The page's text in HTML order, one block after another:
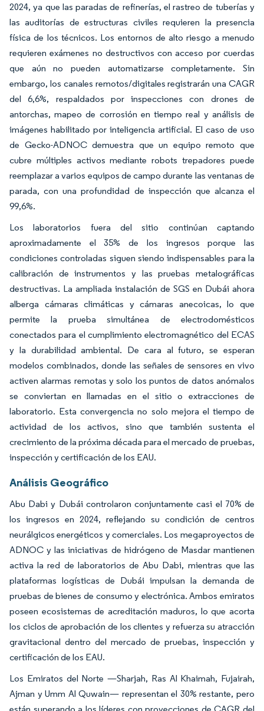
2024, ya que las paradas de refinerías, el rastreo de tuberías y
las auditorías de estructuras civiles requieren la presencia
física de los técnicos. Los entornos de alto riesgo a menudo
requieren exámenes no destructivos con acceso por cuerdas
que aún no pueden automatizarse completamente. Sin
embargo, los canales remotos/digitales registrarán una CAGR
del 6,6%, respaldados por inspecciones con drones de
antorchas, mapeo de corrosión en tiempo real y análisis de
imágenes habilitado por inteligencia artificial. El caso de uso
de Gecko-ADNOC demuestra que un equipo remoto que
cubre múltiples activos mediante robots trepadores puede
reemplazar a varios equipos de campo durante las ventanas de
parada, con una profundidad de inspección que alcanza el
99,6%.
Los laboratorios fuera del sitio continúan captando
aproximadamente el 35% de los ingresos porque las
condiciones controladas siguen siendo indispensables para la
calibración de instrumentos y las pruebas metalográficas
destructivas. La ampliada instalación de SGS en Dubái ahora
alberga cámaras climáticas y cámaras anecoicas, lo que
permite la prueba simultánea de electrodomésticos
conectados para el cumplimiento electromagnético del ECAS
y la durabilidad ambiental. De cara al futuro, se esperan
modelos combinados, donde las señales de sensores en vivo
activen alarmas remotas y solo los puntos de datos anómalos
se conviertan en llamadas en el sitio o extracciones de
laboratorio. Esta convergencia no solo mejora el tiempo de
actividad de los activos, sino que también sustenta el
crecimiento de la próxima década para el mercado de pruebas,
inspección y certificación de los EAU.
Análisis Geográfico
Abu Dabi y Dubái controlaron conjuntamente casi el 70% de
los ingresos en 2024, reflejando su condición de centros
neurálgicos energéticos y comerciales. Los megaproyectos de
ADNOC y las iniciativas de hidrógeno de Masdar mantienen
activa la red de laboratorios de Abu Dabi, mientras que las
plataformas logísticas de Dubái impulsan la demanda de
pruebas de bienes de consumo y electrónica. Ambos emiratos
poseen ecosistemas de acreditación maduros, lo que acorta
los ciclos de aprobación de los clientes y refuerza su atracción
gravitacional dentro del mercado de pruebas, inspección y
certificación de los EAU.
Los Emiratos del Norte —Sharjah, Ras Al Khaimah, Fujairah,
Ajman y Umm Al Quwain— representan el 30% restante, pero